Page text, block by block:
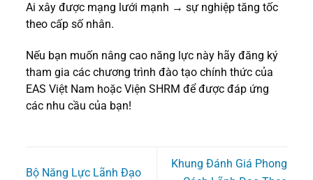
Ai xây được mạng lưới mạnh → sự nghiệp tăng tốc
theo cấp số nhân.
Nếu bạn muốn nâng cao năng lực này hãy đăng ký
tham gia các chương trình đào tạo chính thức của
EAS Việt Nam hoặc Viện SHRM để được đáp ứng
các nhu cầu của bạn!
Bộ Năng Lực Lãnh Đạo
Khung Đánh Giá Phong